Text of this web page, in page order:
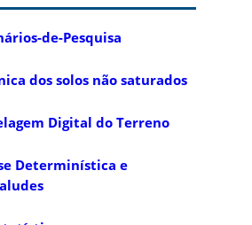
de-Pesquisa
dos solos não saturados
Digital do Terreno
Determinística e